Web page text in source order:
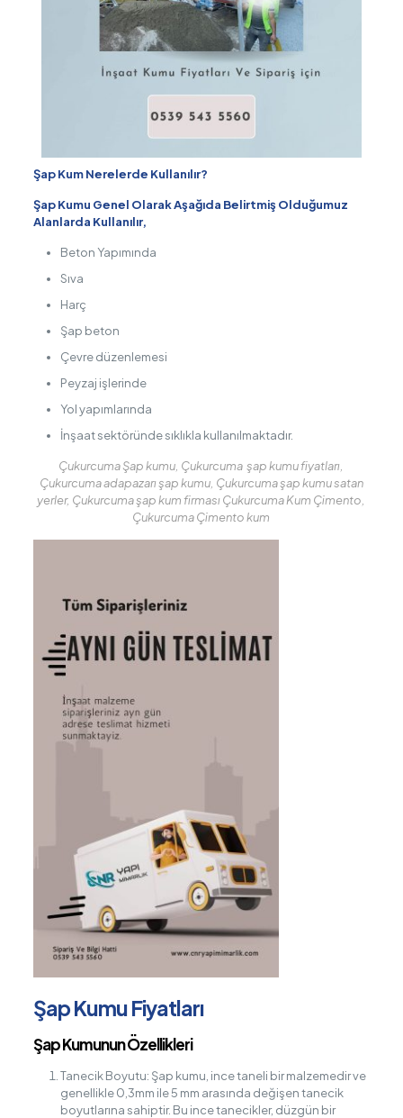
Şap Kum Nerelerde Kullanılır?
Şap Kumu Genel Olarak Aşağıda Belirtmiş Olduğumuz
Alanlarda Kullanılır,
Beton Yapımında
Sıva
Harç
Şap beton
Çevre düzenlemesi
Peyzaj işlerinde
Yol yapımlarında
İnşaat sektöründe sıklıkla kullanılmaktadır.
Çukurcuma Şap kumu, Çukurcuma şap kumu fiyatları,
Çukurcuma adapazarı şap kumu, Çukurcuma şap kumu satan
yerler, Çukurcuma şap kum firması Çukurcuma Kum Çimento,
Çukurcuma Çimento kum
Şap Kumu Fiyatları
Şap Kumunun Özellikleri
Tanecik Boyutu: Şap kumu, ince taneli bir malzemedir ve
genellikle 0,3mm ile 5 mm arasında değişen tanecik
boyutlarına sahiptir. Bu ince tanecikler, düzgün bir